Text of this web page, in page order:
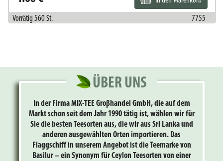
Vorrätig 560 St. 7755
ÜBER UNS
In der Firma MIX-TEE Groβhandel GmbH, die auf dem
Markt schon seit dem Jahr 1990 tätig ist, wählen wir für
Sie die besten Teesorten aus, die wir aus Sri Lanka und
anderen ausgewählten Orten importieren. Das
Flaggschiff in unserem Angebot ist die Teemarke von
Basilur – ein Synonym für Ceylon Teesorten von einer